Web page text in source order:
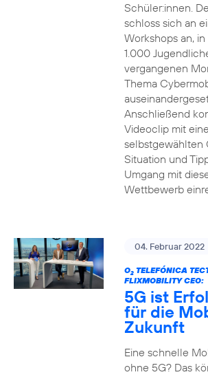
Schüler:innen.
schloss sich an
Workshops an,
1.000
vergangenen
Thema
Anschließend
Videoclip mit
selbstgewählten
Situation und
Umgang mit
Wettbewerb
04. Februar 2022
O2TELEFÓNICA
FLIXMOBILITY CEO:
5G ist
für die
Zukunft
Eine schnelle
ohne 5G? Das